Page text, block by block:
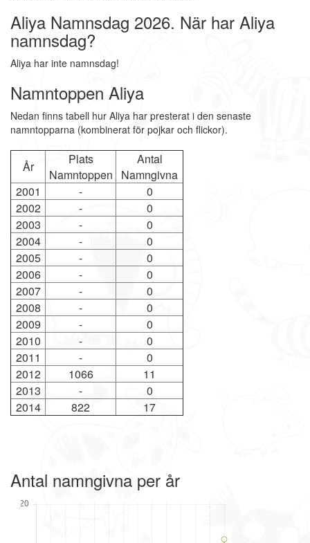
Aliya Namnsdag 2026. När har Aliya
namnsdag?
Aliya har inte namnsdag!
Namntoppen Aliya
Nedan finns tabell hur Aliya har presterat i den senaste
namntopparna (kombinerat för pojkar och flickor).
År
Plats
Namntoppen
Antal
Namngivna
2001
-
0
2002
-
0
2003
-
0
2004
-
0
2005
-
0
2006
-
0
2007
-
0
2008
-
0
2009
-
0
2010
-
0
2011
-
0
2012
1066
11
2013
-
0
2014
822 17
Antal namngivna per år